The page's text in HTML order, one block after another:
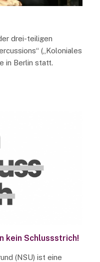
drei-teiligen
(„Koloniales
in Berlin statt.
kein Schlussstrich!
(NSU) ist eine